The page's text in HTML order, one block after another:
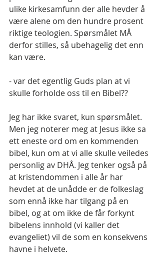
ulike kirkesamfunn der alle hevder å
være alene om den hundre prosent
riktige teologien. Spørsmålet MÅ
derfor stilles, så ubehagelig det enn
kan være.
- var det egentlig Guds plan at vi
skulle forholde oss til en Bibel??
Jeg har ikke svaret, kun spørsmålet.
Men jeg noterer meg at Jesus ikke sa
ett eneste ord om en kommenden
bibel, kun om at vi alle skulle veiledes
personlig av DHÅ. Jeg tenker også på
at kristendommen i alle år har
hevdet at de unådde er de folkeslag
som ennå ikke har tilgang på en
bibel, og at om ikke de får forkynt
bibelens innhold (vi kaller det
evangeliet) vil de som en konsekvens
havne i helvete.